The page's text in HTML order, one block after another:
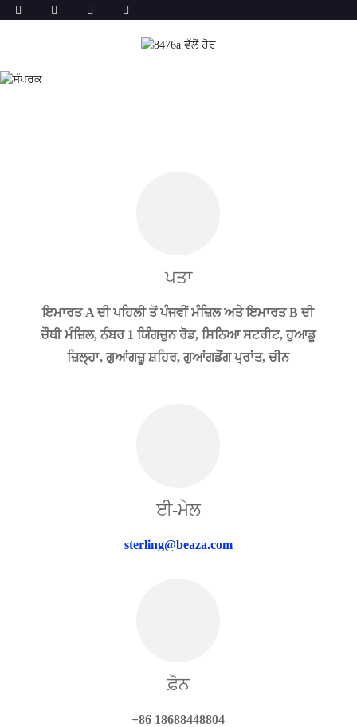
ਪਤਾ
ਇਮਾਰਤ A ਦੀ ਪਹਿਲੀ ਤੋਂ ਪੰਜਵੀਂ ਮੰਜ਼ਿਲ ਅਤੇ ਇਮਾਰਤ B ਦੀ
ਚੌਥੀ ਮੰਜ਼ਿਲ, ਨੰਬਰ 1 ਯਿੰਗਚੁਨ ਰੋਡ, ਸ਼ਿਨਿਆ ਸਟਰੀਟ, ਹੁਆਡੂ
ਜ਼ਿਲ੍ਹਾ, ਗੁਆਂਗਜ਼ੂ ਸ਼ਹਿਰ, ਗੁਆਂਗਡੋਂਗ ਪ੍ਰਾਂਤ, ਚੀਨ
ਈ-ਮੇਲ
sterling@beaza.com
ਫ਼ੋਨ
+86 18688448804